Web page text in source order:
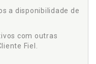
a disponibilidade de
com outras
Fiel.